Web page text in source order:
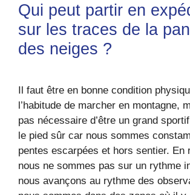
Qui peut partir en
sur les traces de la
des neiges ?
Il faut être en bonne condition
l’habitude de marcher en montagne,
pas nécessaire d’être un grand
le pied sûr car nous sommes
pentes escarpées et hors sentier. En
nous ne sommes pas sur un rythme
nous avançons au rythme des